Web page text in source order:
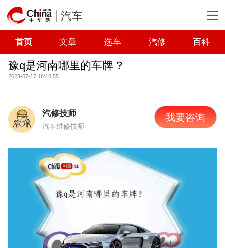
汽车
首页 文章 选车 汽修 百科
豫q是河南哪里的车牌？
2023-07-17 16:18:55
汽修技师
汽车维修技师
我要咨询